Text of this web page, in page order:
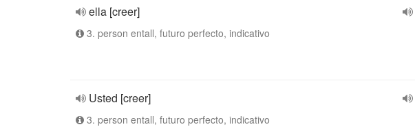
ella [creer]
3. person entall, futuro perfecto, indicativo
Usted [creer]
3. person entall, futuro perfecto, indicativo